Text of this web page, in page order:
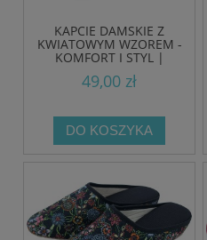
KAPCIE DAMSKIE Z
KWIATOWYM WZOREM -
KOMFORT I STYL |
PRODUKT POLSKI
49,00 zł
DO KOSZYKA